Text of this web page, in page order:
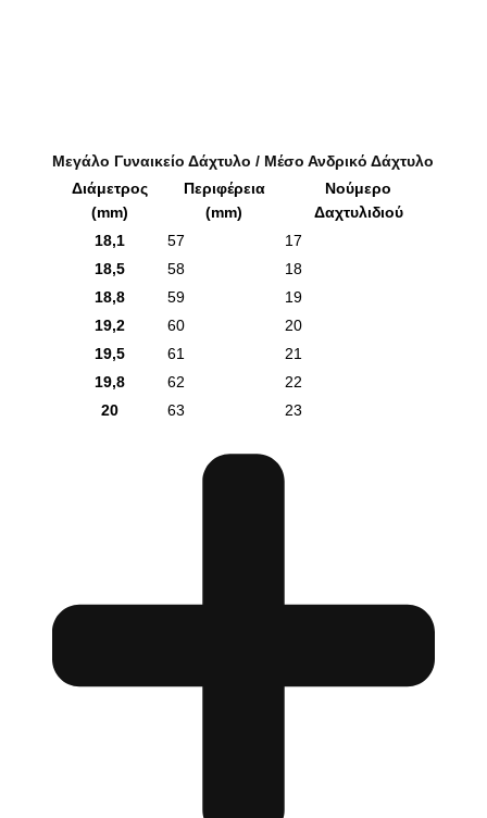
Μεγάλο Γυναικείο Δάχτυλο / Μέσο Ανδρικό Δάχτυλο
Διάμετρος
(mm)
Περιφέρεια
(mm)
Νούμερο
Δαχτυλιδιού
18,1
57
17
18,5
58
18
18,8
59
19
19,2
60
20
19,5
61
21
19,8
62
22
20
63 23